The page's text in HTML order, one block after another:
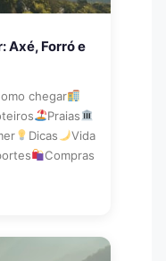
Axé, Forró e
chegar
Praias
Dicas
Vida
Compras